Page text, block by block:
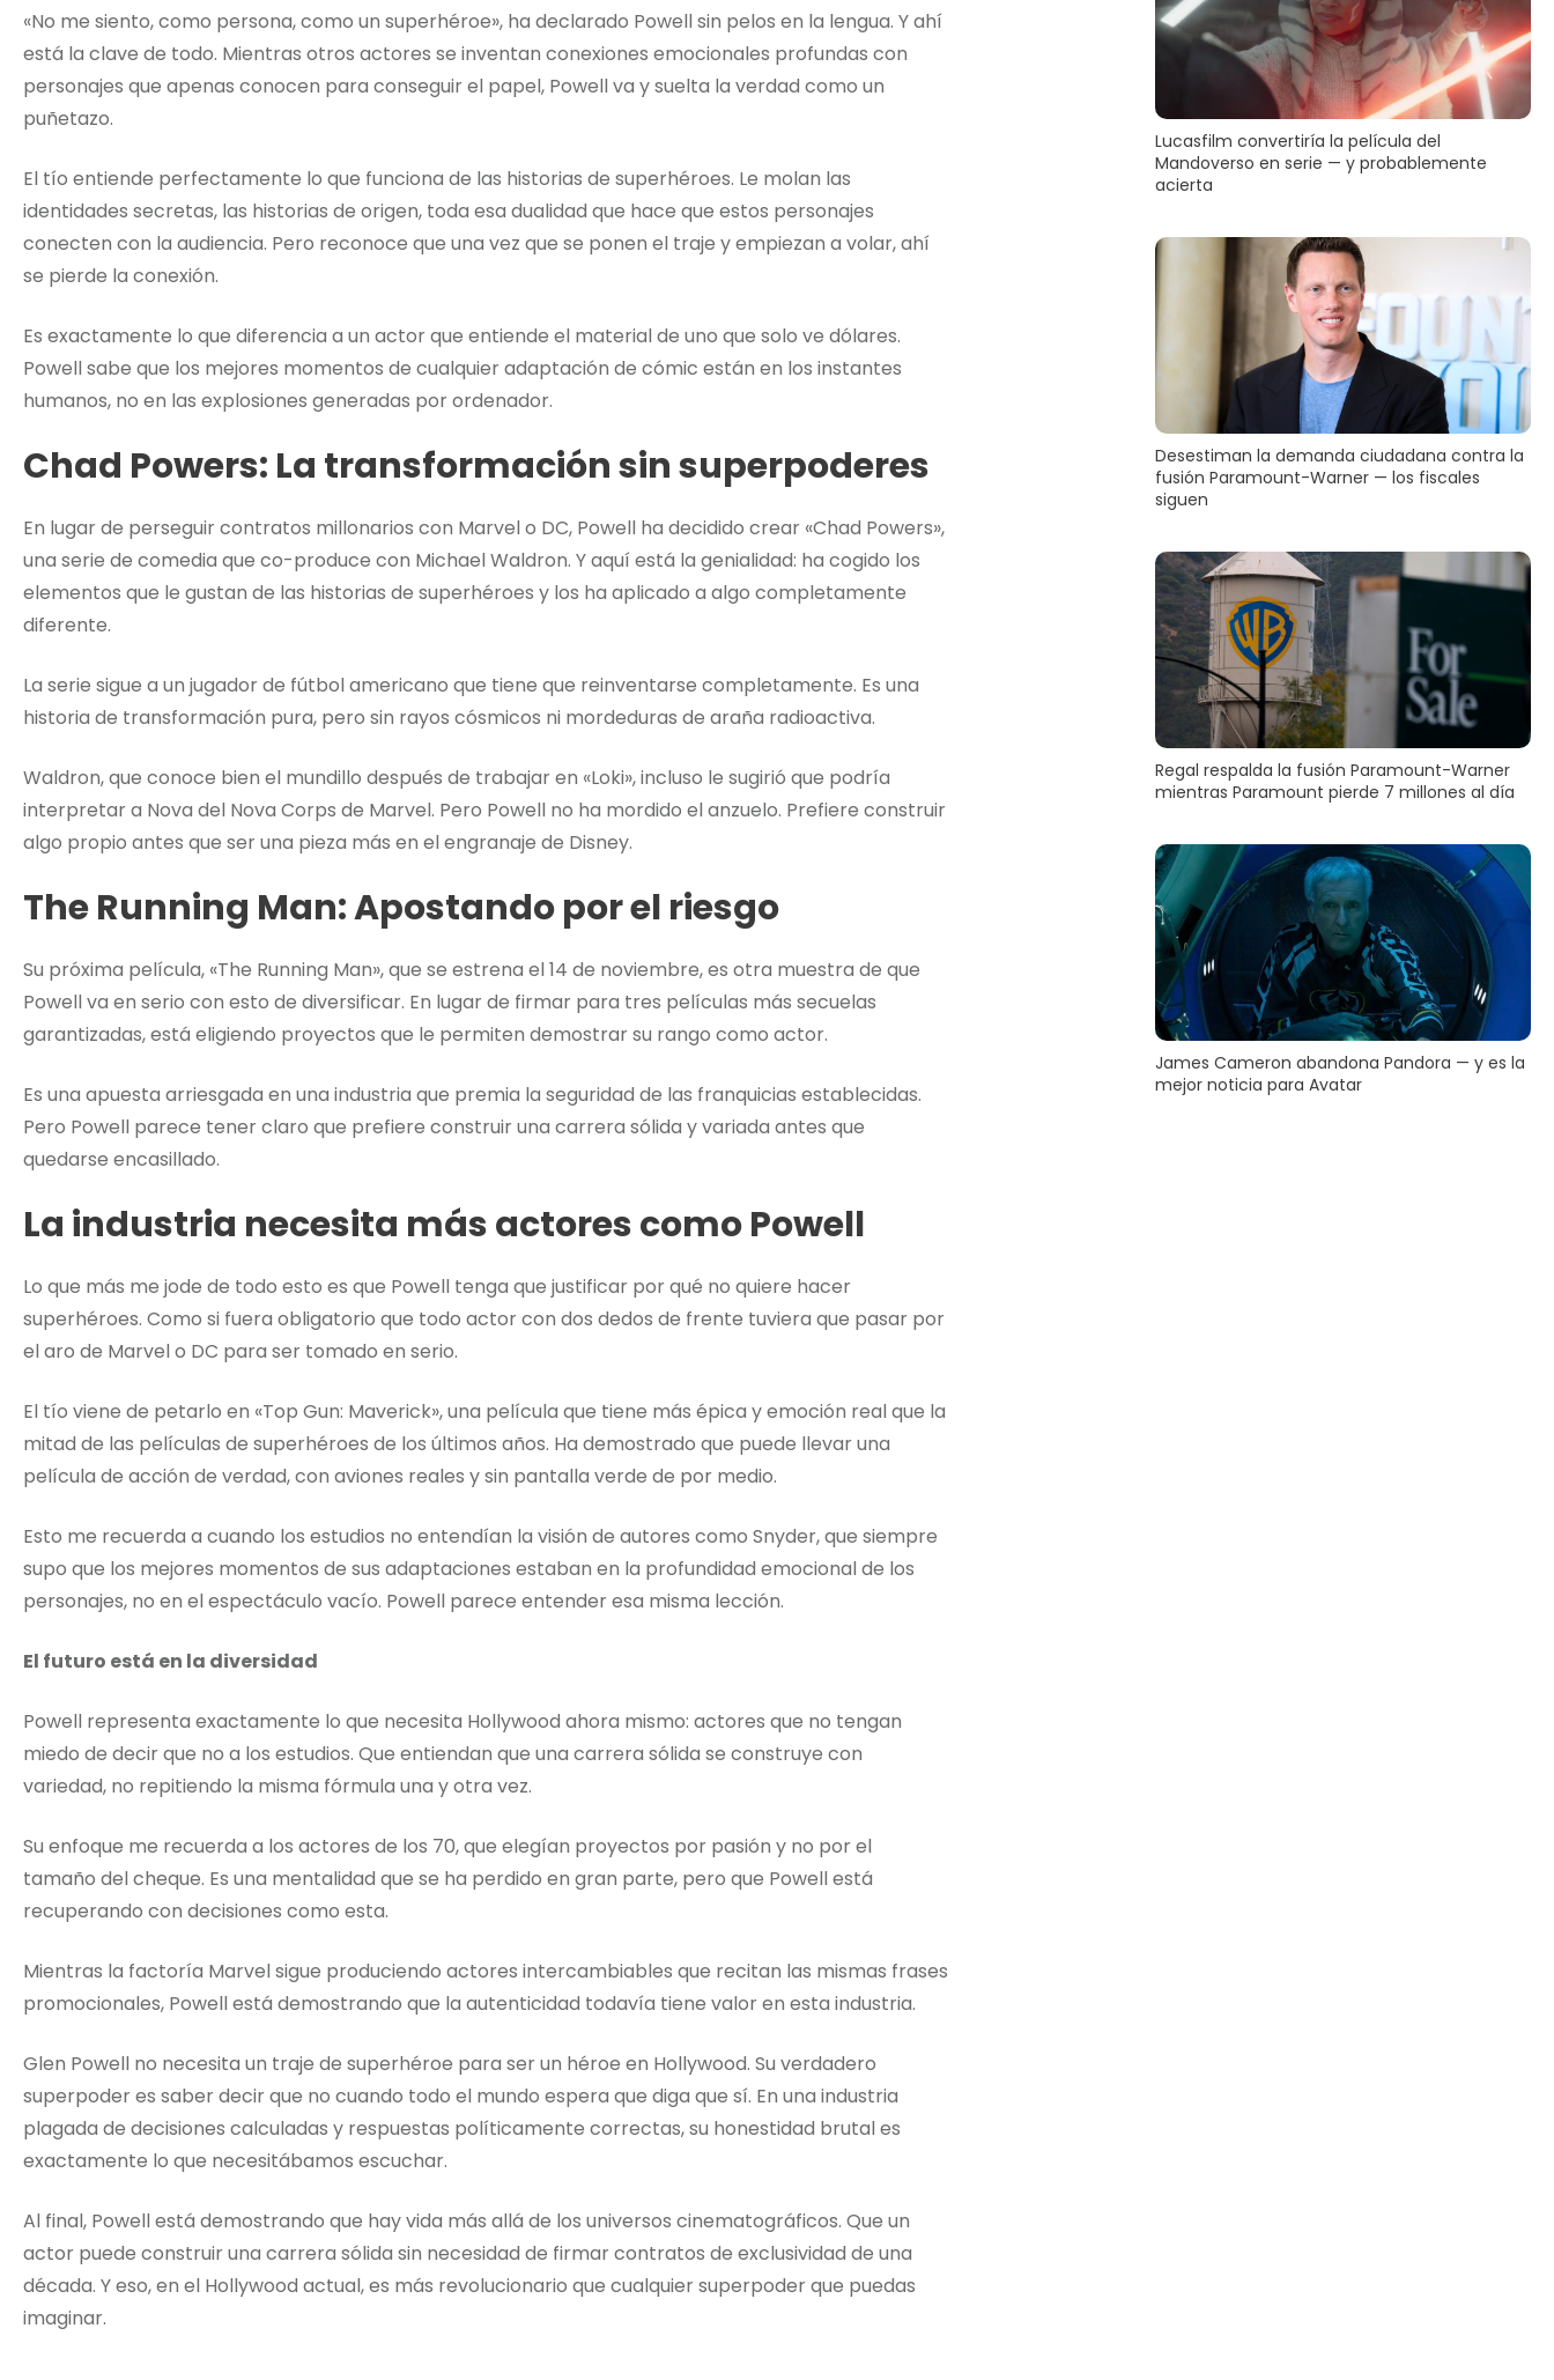
«No me siento, como persona, como un superhéroe», ha declarado Powell sin pelos en la lengua. Y ahí
está la clave de todo. Mientras otros actores se inventan conexiones emocionales profundas con
personajes que apenas conocen para conseguir el papel, Powell va y suelta la verdad como un
puñetazo.
El tío entiende perfectamente lo que funciona de las historias de superhéroes. Le molan las
identidades secretas, las historias de origen, toda esa dualidad que hace que estos personajes
conecten con la audiencia. Pero reconoce que una vez que se ponen el traje y empiezan a volar, ahí
se pierde la conexión.
Es exactamente lo que diferencia a un actor que entiende el material de uno que solo ve dólares.
Powell sabe que los mejores momentos de cualquier adaptación de cómic están en los instantes
humanos, no en las explosiones generadas por ordenador.
Chad Powers: La transformación sin superpoderes
En lugar de perseguir contratos millonarios con Marvel o DC, Powell ha decidido crear «Chad Powers»,
una serie de comedia que co-produce con Michael Waldron. Y aquí está la genialidad: ha cogido los
elementos que le gustan de las historias de superhéroes y los ha aplicado a algo completamente
diferente.
La serie sigue a un jugador de fútbol americano que tiene que reinventarse completamente. Es una
historia de transformación pura, pero sin rayos cósmicos ni mordeduras de araña radioactiva.
Waldron, que conoce bien el mundillo después de trabajar en «Loki», incluso le sugirió que podría
interpretar a Nova del Nova Corps de Marvel. Pero Powell no ha mordido el anzuelo. Prefiere construir
algo propio antes que ser una pieza más en el engranaje de Disney.
The Running Man: Apostando por el riesgo
Su próxima película, «The Running Man», que se estrena el 14 de noviembre, es otra muestra de que
Powell va en serio con esto de diversificar. En lugar de firmar para tres películas más secuelas
garantizadas, está eligiendo proyectos que le permiten demostrar su rango como actor.
Es una apuesta arriesgada en una industria que premia la seguridad de las franquicias establecidas.
Pero Powell parece tener claro que prefiere construir una carrera sólida y variada antes que
quedarse encasillado.
La industria necesita más actores como Powell
Lo que más me jode de todo esto es que Powell tenga que justificar por qué no quiere hacer
superhéroes. Como si fuera obligatorio que todo actor con dos dedos de frente tuviera que pasar por
el aro de Marvel o DC para ser tomado en serio.
El tío viene de petarlo en «Top Gun: Maverick», una película que tiene más épica y emoción real que la
mitad de las películas de superhéroes de los últimos años. Ha demostrado que puede llevar una
película de acción de verdad, con aviones reales y sin pantalla verde de por medio.
Esto me recuerda a cuando los estudios no entendían la visión de autores como Snyder, que siempre
supo que los mejores momentos de sus adaptaciones estaban en la profundidad emocional de los
personajes, no en el espectáculo vacío. Powell parece entender esa misma lección.
El futuro está en la diversidad
Powell representa exactamente lo que necesita Hollywood ahora mismo: actores que no tengan
miedo de decir que no a los estudios. Que entiendan que una carrera sólida se construye con
variedad, no repitiendo la misma fórmula una y otra vez.
Su enfoque me recuerda a los actores de los 70, que elegían proyectos por pasión y no por el
tamaño del cheque. Es una mentalidad que se ha perdido en gran parte, pero que Powell está
recuperando con decisiones como esta.
Mientras la factoría Marvel sigue produciendo actores intercambiables que recitan las mismas frases
promocionales, Powell está demostrando que la autenticidad todavía tiene valor en esta industria.
Glen Powell no necesita un traje de superhéroe para ser un héroe en Hollywood. Su verdadero
superpoder es saber decir que no cuando todo el mundo espera que diga que sí. En una industria
plagada de decisiones calculadas y respuestas políticamente correctas, su honestidad brutal es
exactamente lo que necesitábamos escuchar.
Al final, Powell está demostrando que hay vida más allá de los universos cinematográficos. Que un
actor puede construir una carrera sólida sin necesidad de firmar contratos de exclusividad de una
década. Y eso, en el Hollywood actual, es más revolucionario que cualquier superpoder que puedas
imaginar.
Lucasfilm convertiría la película del
Mandoverso en serie — y probablemente
acierta
Desestiman la demanda ciudadana contra la
fusión Paramount-Warner — los fiscales
siguen
Regal respalda la fusión Paramount-Warner
mientras Paramount pierde 7 millones al día
James Cameron abandona Pandora — y es la
mejor noticia para Avatar